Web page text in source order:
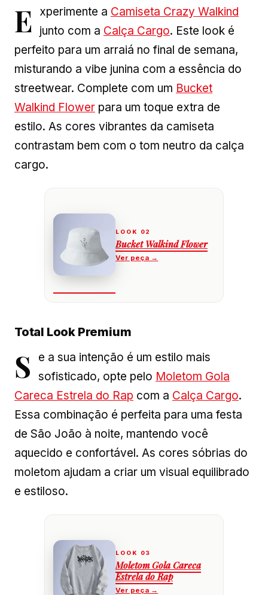
E xperimente a Camiseta Crazy Walkind
junto com a Calça Cargo. Este look é
perfeito para um arraiá no final de semana,
misturando a vibe junina com a essência do
streetwear. Complete com um Bucket
Walkind Flower para um toque extra de
estilo. As cores vibrantes da camiseta
contrastam bem com o tom neutro da calça
cargo.
Bucket Walkind Flower
Total Look Premium
S
e a sua intenção é um estilo mais
sofisticado, opte pelo Moletom Gola
Careca Estrela do Rap com a Calça Cargo.
Essa combinação é perfeita para uma festa
de São João à noite, mantendo você
aquecido e confortável. As cores sóbrias do
moletom ajudam a criar um visual equilibrado
e estiloso.
Moletom Gola Careca
Estrela do Rap